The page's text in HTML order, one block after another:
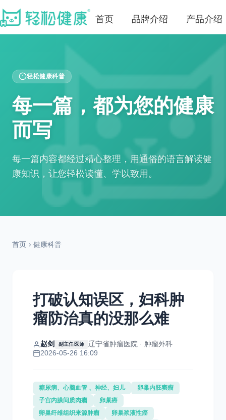
首页 品牌介绍 产品介绍
轻松健康科普
每一篇，都为您的健康
而写
每一篇内容都经过精心整理，用通俗的语言解读健
康知识，让您轻松读懂、学以致用。
首页 健康科普
打破认知误区，妇科肿
瘤防治真的没那么难
赵剑 副主任医师
辽宁省肿瘤医院 · 肿瘤外科
2026-05-26 16:09
糖尿病、心脑血管 、神经、妇儿
卵巢内胚窦瘤
子宫内膜间质肉瘤
卵巢癌
卵巢纤维组织来源肿瘤
卵巢浆液性癌